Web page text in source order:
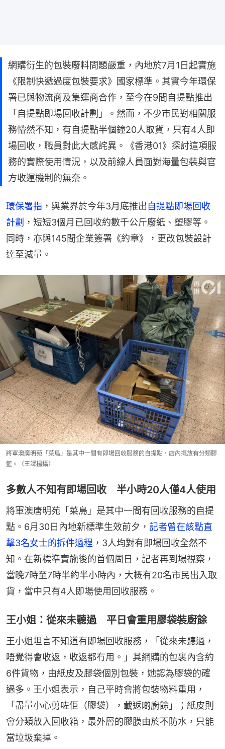
網購衍生的包裝廢料問題嚴重，內地於7月1日起實施
《限制快遞過度包裝要求》國家標準。其實今年環保
署已與物流商及集運商合作，至今在9間自提點推出
「自提點即場回收計劃」。然而，不少市民對相關服
務懵然不知，有自提點半個鐘20人取貨，只有4人即
場回收，職員對此大感詫異。《香港01》探討這項服
務的實際使用情況，以及前線人員面對海量包裝與官
方收運機制的無奈。
環保署指 ，與業界於今年3月底推出 自提點即場回收
計劃 ，短短3個月已回收約數千公斤廢紙、塑膠等。
同時，亦與145間企業簽署《約章》，更改包裝設計
達至減量。
將軍澳廣明苑「菜鳥」是其中一間有即場回收服務的自提點，店內擺放有分類膠
籃。（王譯揚攝）
多數人不知有即場回收 半小時20人僅4人使用
將軍澳唐明苑「菜鳥」是其中一間有回收服務的自提
點。6月30日內地新標準生效前夕， 記者曾在該點直
擊3名女士的拆件過程 ，3人均對有即場回收全然不
知。在新標準實施後的首個周日，記者再到場視察，
當晚7時至7時半約半小時內，大概有20名市民出入取
貨，當中只有4人即場使用回收服務。
王小姐：從來未聽過 平日會重用膠袋裝廚餘
王小姐坦言不知道有即場回收服務，「從來未聽過，
唔覺得會收返，收返都冇用。」其網購的包裹內含約
6件貨物，由紙皮及膠袋個別包裝，她認為膠袋的確
過多。王小姐表示，自己平時會將包裝物料重用，
「盡量小心剪咗佢（膠袋），載返啲廚餘」；紙皮則
會分類放入回收箱，最外層的膠膜由於不防水，只能
當垃圾棄掉。